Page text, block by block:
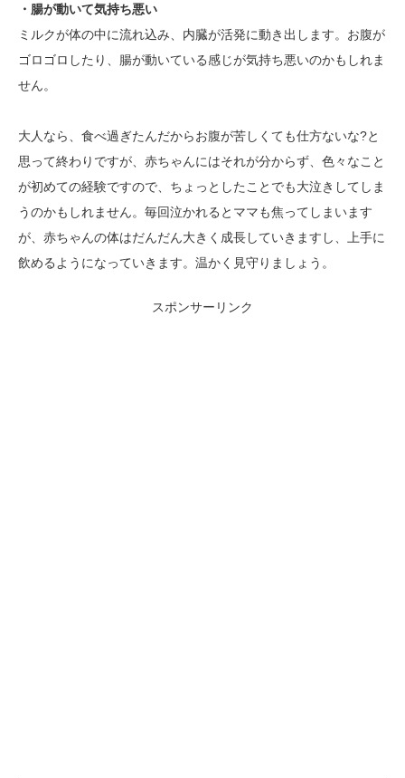
・腸が動いて気持ち悪い
ミルクが体の中に流れ込み、内臓が活発に動き出します。お腹が
ゴロゴロしたり、腸が動いている感じが気持ち悪いのかもしれま
せん。
大人なら、食べ過ぎたんだからお腹が苦しくても仕方ないな?と
思って終わりですが、赤ちゃんにはそれが分からず、色々なこと
が初めての経験ですので、ちょっとしたことでも大泣きしてしま
うのかもしれません。毎回泣かれるとママも焦ってしまいます
が、赤ちゃんの体はだんだん大きく成長していきますし、上手に
飲めるようになっていきます。温かく見守りましょう。
スポンサーリンク